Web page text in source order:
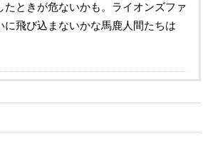
たときが危ないかも。ライオンズファ
に飛び込まないかな馬鹿人間たちは